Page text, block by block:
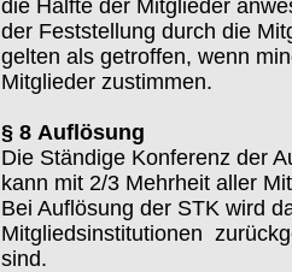
die Hälfte der Mitglieder
der Feststellung durch die
gelten als getroffen, wenn
Mitglieder zustimmen.
§ 8 Auflösung
Die Ständige Konferenz der
kann mit 2/3 Mehrheit aller
Bei Auflösung der STK wird
Mitgliedsinstitutionen
sind.